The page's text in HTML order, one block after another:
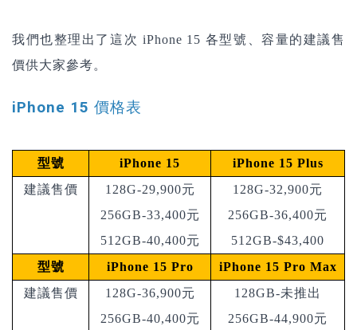
我們也整理出了這次 iPhone 15 各型號、容量的建議售
價供大家參考。
iPhone 15 價格表
型號 iPhone 15
iPhone 15 Plus
建議售價
128G-29,900元
256GB-33,400元
512GB-40,400元
128G-32,900元
256GB-36,400元
512GB-$43,400
型號
iPhone 15 Pro
iPhone 15 Pro Max
建議售價
128G-36,900元
256GB-40,400元
128GB-未推出
256GB-44,900元